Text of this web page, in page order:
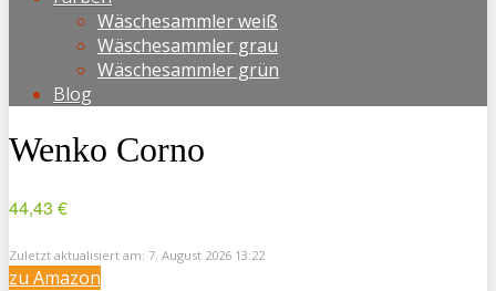
Wäschesammler weiß
Wäschesammler grau
Wäschesammler grün
Blog
Wenko Corno
44,43 €
Zuletzt aktualisiert am: 7. August 2026 13:22
zu Amazon